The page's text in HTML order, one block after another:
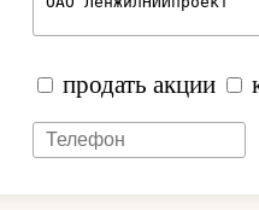
продать акции